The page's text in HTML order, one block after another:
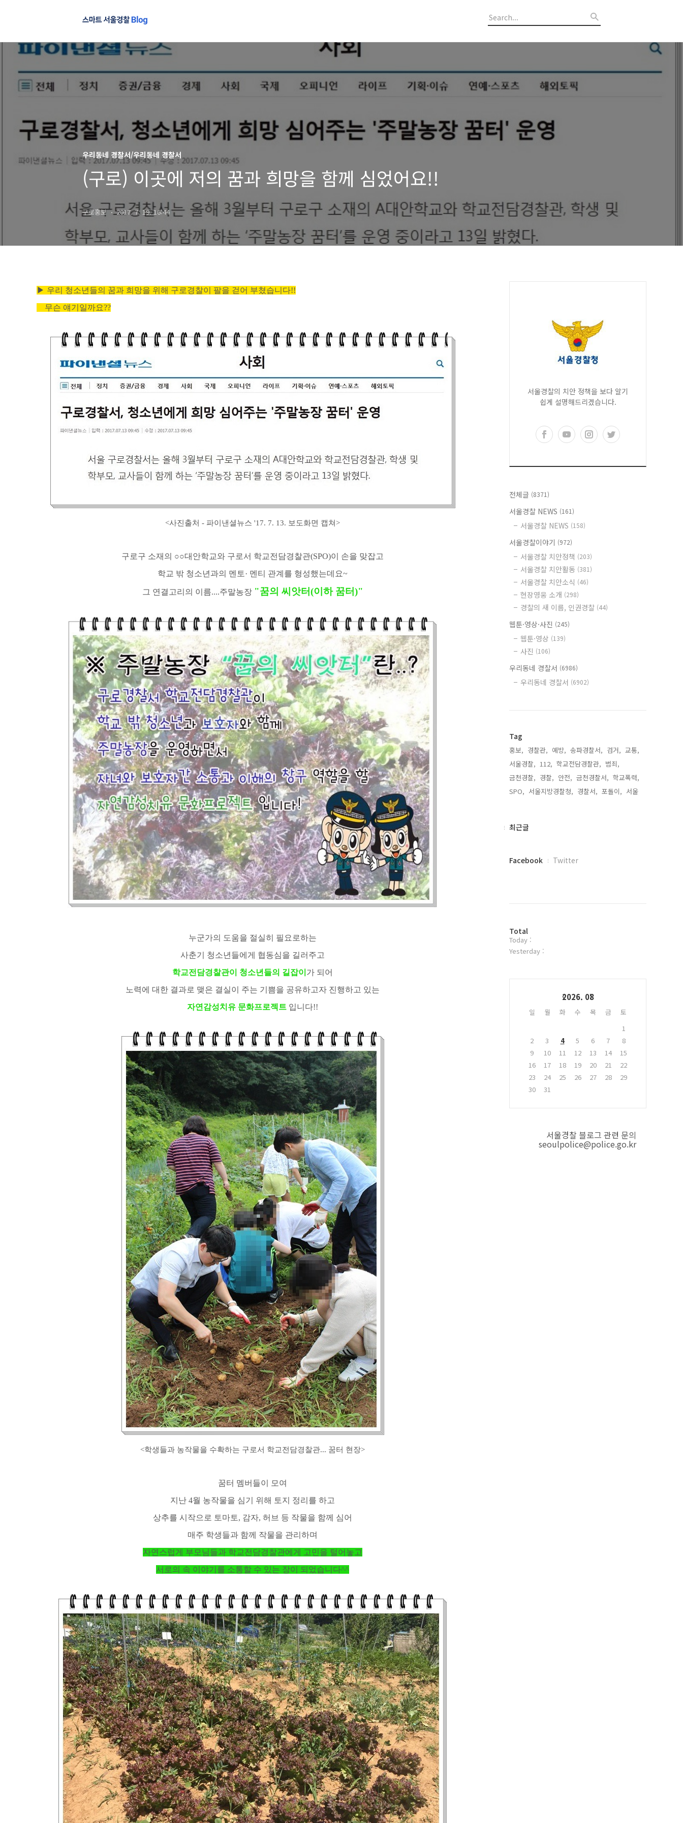
우리동네 경찰서/우리동네 경찰서
(구로) 이곳에 저의 꿈과 희망을 함께 심었어요!!
구로홍보 2017. 7. 19. 16:44
▶ 우리 청소년들의 꿈과 희망을 위해 구로경찰이 팔을 걷어 부쳤습니다!!
무슨 얘기일까요??
<사진출처 - 파이낸셜뉴스 '17. 7. 13. 보도화면 캡쳐>
구로구 소재의 ○○대안학교와 구로서 학교전담경찰관(SPO)이 손을 맞잡고
학교 밖 청소년과의 멘토· 멘티 관계를 형성했는데요~
그 연결고리의 이름....주말농장 "꿈의 씨앗터(이하 꿈터)"
누군가의 도움을 절실히 필요로하는
사춘기 청소년들에게 협동심을 길러주고
학교전담경찰관이 청소년들의 길잡이 가 되어
노력에 대한 결과로 맺은 결실이 주는 기쁨을 공유하고자 진행하고 있는
자연감성치유 문화프로젝트 입니다!!
<학생들과 농작물을 수확하는 구로서 학교전담경찰관... 꿈터 현장>
꿈터 멤버들이 모여
지난 4월 농작물을 심기 위해 토지 정리를 하고
상추를 시작으로 토마토, 감자, 허브 등 작물을 함께 심어
매주 학생들과 함께 작물을 관리하며
자연스럽게 부모님들과 학교전담경찰관에게 고민을 털어놓고
서로의 속 이야기를 소통할 수 있는 장이 되었습니다^^
서울경찰의 치안 정책을 보다 알기
쉽게 설명해드리겠습니다.
전체글 (8371)
서울경찰 NEWS (161)
서울경찰 NEWS (158)
서울경찰이야기 (972)
서울경찰 치안정책 (203)
서울경찰 치안활동 (381)
서울경찰 치안소식 (46)
현장영웅 소개 (298)
경찰의 새 이름, 인권경찰 (44)
웹툰·영상·사진 (245)
웹툰·영상 (139)
사진 (106)
우리동네 경찰서 (6986)
우리동네 경찰서 (6902)
Tag
홍보, 경찰관, 예방, 송파경찰서, 검거, 교통,
서울경찰, 112, 학교전담경찰관, 범죄,
금천경찰, 경찰, 안전, 금천경찰서, 학교폭력,
SPO, 서울지방경찰청, 경찰서, 포돌이, 서울,
최
최근글
페
플
러
그
Facebook Twitter
방
문
자
Total
Today :
Yesterday :
2026. 08
일 월 화 수 목 금
토
1
2
3 4 5 6 7
8
9
10 11 12 13 14
15
16
17 18 19 20 21
22
23
24 25 26 27 28
29
30
31
서울경찰 블로그 관련 문의
seoulpolice@police.go.kr